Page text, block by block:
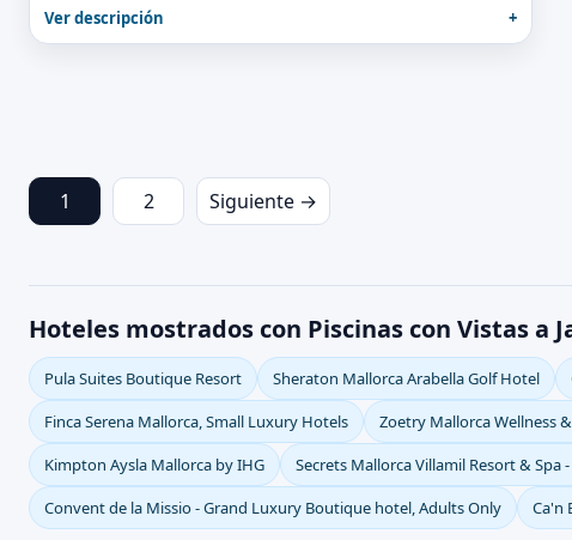
Ver descripción
1 2 Siguiente →
Hoteles mostrados con Piscinas con Vistas a
Pula Suites Boutique Resort Sheraton Mallorca Arabella Golf Hotel
Finca Serena Mallorca, Small Luxury Hotels
Zoetry Mallorca Wellness
Kimpton Aysla Mallorca by IHG
Secrets Mallorca Villamil Resort & Spa
Convent de la Missio - Grand Luxury Boutique hotel, Adults Only
Ca'n